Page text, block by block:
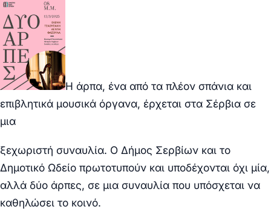
Η άρπα, ένα από τα πλέον σπάνια και
επιβλητικά μουσικά όργανα, έρχεται στα Σέρβια σε
μια
ξεχωριστή συναυλία. Ο Δήμος Σερβίων και το
Δημοτικό Ωδείο πρωτοτυπούν και υποδέχονται όχι μία,
αλλά δύο άρπες, σε μια συναυλία που υπόσχεται να
καθηλώσει το κοινό.